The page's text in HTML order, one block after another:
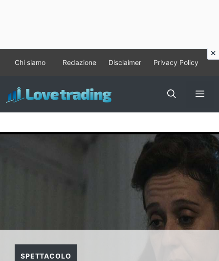
contenuto
Chi siamo Redazione Disclaimer Privacy Policy
SPETTACOLO